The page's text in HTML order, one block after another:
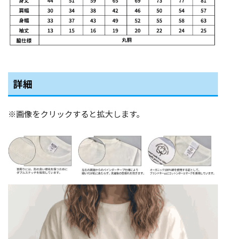
詳細
※画像をクリックすると拡大します。